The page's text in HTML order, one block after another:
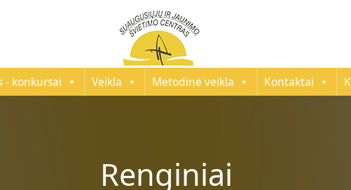
- konkursai Veikla Metodinė veikla Kontaktai
Renginiai